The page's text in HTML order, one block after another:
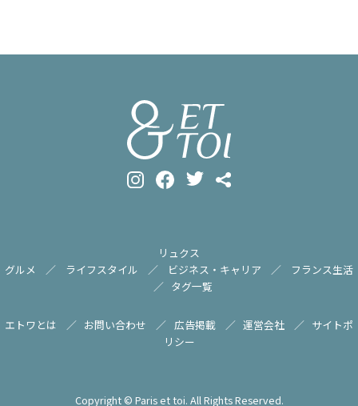
リュクス
グルメ
ライフスタイル ビジネス・キャリア
フランス生活
タグ一覧
エトワとは お問い合わせ 広告掲載 運営会社
サイトポ
リシー
Copyright © Paris et toi. All Rights Reserved.